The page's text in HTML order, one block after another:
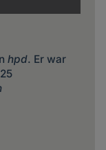
hpd. Er war